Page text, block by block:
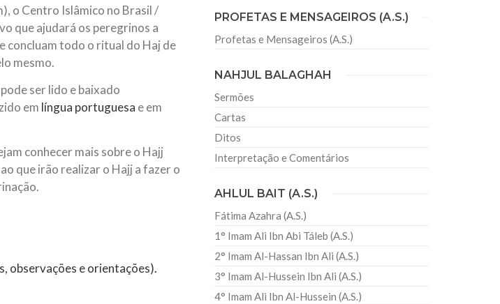
NOTÍCIAS
3 DE JULHO DE 2014
Centro Islâmico no Brasil recebe o ex-ministro das
Relações Exteriores da República Islâmica do Irã
Na noite da quinta-feira, 03 de Abril, o Centro Islâmico no Brasil recebeu em sua
sede, em São Paulo, o ex-ministro das Relações Exteriores da República Islâmica
do Irã, Sr. Kamal Kharrazi, que encontra-se visitando
o Centro Islâmico no Brasil /
que ajudará os peregrinos a
concluam todo o ritual do Haj de
mesmo.
ser lido e baixado
em língua portuguesa e em
conhecer mais sobre o Hajj
que irão realizar o Hajj a fazer o
observações e orientações).
PROFETAS E MENSAGEIROS (A.S.)
Profetas e Mensageiros (A.S.)
NAHJUL BALAGHAH
Sermões
Cartas
Ditos
Interpretação e Comentários
AHLUL BAIT (A.S.)
Fátima Azahra (A.S.)
1° Imam Ali Ibn Abi Táleb (A.S.)
2° Imam Al-Hassan Ibn Ali (A.S.)
3° Imam Al-Hussein Ibn Ali (A.S.)
4° Imam Ali Ibn Al-Hussein (A.S.)